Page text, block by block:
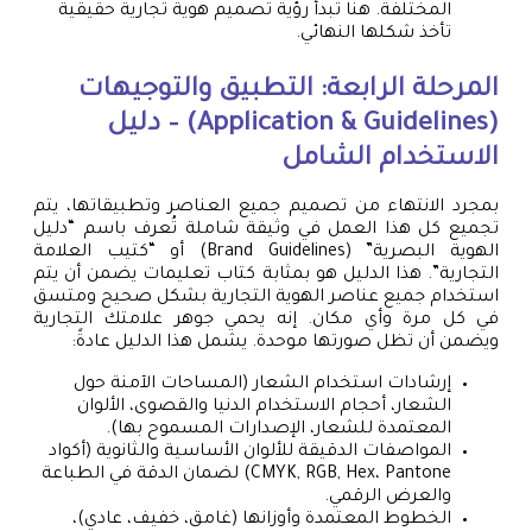
المختلفة. هنا تبدأ رؤية تصميم هوية تجارية حقيقية
تأخذ شكلها النهائي.
المرحلة الرابعة: التطبيق والتوجيهات
(Application & Guidelines) – دليل
الاستخدام الشامل
بمجرد الانتهاء من تصميم جميع العناصر وتطبيقاتها، يتم
تجميع كل هذا العمل في وثيقة شاملة تُعرف باسم “دليل
الهوية البصرية” (Brand Guidelines) أو “كتيب العلامة
التجارية”. هذا الدليل هو بمثابة كتاب تعليمات يضمن أن يتم
استخدام جميع عناصر الهوية التجارية بشكل صحيح ومتسق
في كل مرة وأي مكان. إنه يحمي جوهر علامتك التجارية
ويضمن أن تظل صورتها موحدة. يشمل هذا الدليل عادةً:
إرشادات استخدام الشعار (المساحات الآمنة حول
الشعار، أحجام الاستخدام الدنيا والقصوى، الألوان
المعتمدة للشعار، الإصدارات المسموح بها).
المواصفات الدقيقة للألوان الأساسية والثانوية (أكواد
CMYK, RGB, Hex، Pantone) لضمان الدقة في الطباعة
والعرض الرقمي.
الخطوط المعتمدة وأوزانها (غامق، خفيف، عادي)،